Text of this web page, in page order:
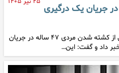
۴۷ ساله در جریان یک درگیری
فرمانده انتظامی شهرستان لاهیجان از کشته شدن مردی ۴۷ ساله در جریان
داد و گفت: این…